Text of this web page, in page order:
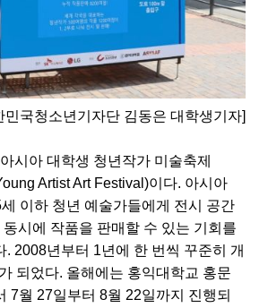
민국청소년기자단 김동은 대학생기자]
시아 대학생 청년작가 미술축제
Artist Art Festival)이다. 아시아
이하 청년 예술가들에게 전시 공간
시에 작품을 판매할 수 있는 기회를
. 2008년부터 1년에 한 번씩 꾸준히 개
되었다. 올해에는 홍익대학교 홍문
7월 27일부터 8월 22일까지 진행되